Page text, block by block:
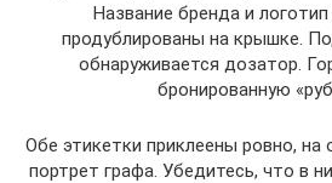
Название бренда и
продублированы на крышке.
обнаруживается дозатор.
бронированную
Обе этикетки приклеены ровно, на
портрет графа. Убедитесь, что в